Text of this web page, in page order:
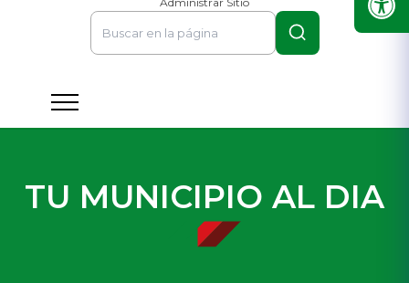
TU MUNICIPIO AL DIA